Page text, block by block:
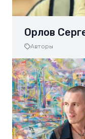
Орлов
Авторы